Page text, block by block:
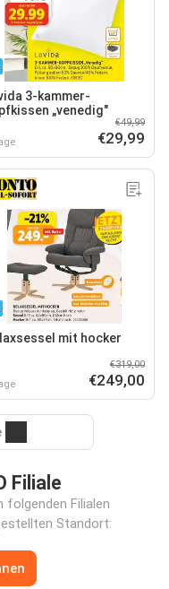
3-kammer-
„venedig"
€49,99
€29,99
mit hocker
€319,00
€249,00
Filiale
folgenden Filialen
Standort: